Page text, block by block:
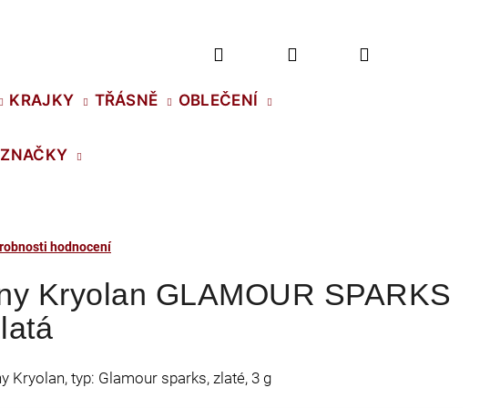
KRAJKY TŘÁSNĚ OBLEČENÍ
ZNAČKY
Přihlášení
hodnocení
Kryolan GLAMOUR SPARKS
Kryolan, typ: Glamour sparks, zlaté, 3 g